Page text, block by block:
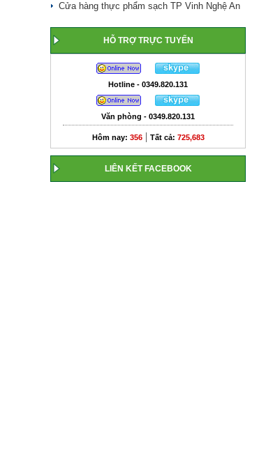
Cửa hàng thực phẩm sạch TP Vinh Nghệ An
HỖ TRỢ TRỰC TUYẾN
Hotline - 0349.820.131
Văn phòng - 0349.820.131
Hôm nay: 356| Tất cả: 725,683
LIÊN KẾT FACEBOOK